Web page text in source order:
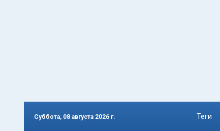
Суббота, 08 августа 2026 г. Теги